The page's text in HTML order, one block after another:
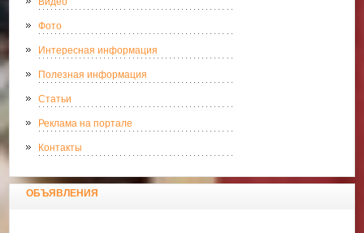
Фото
Интересная информация
Полезная информация
Статьи
Реклама на портале
Контакты
ОБЪЯВЛЕНИЯ